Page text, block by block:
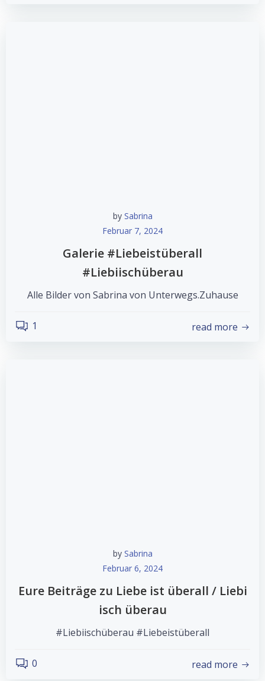
by Sabrina
Februar 7, 2024
Galerie #Liebeistüberall
#Liebiischüberau
Alle Bilder von Sabrina von Unterwegs.Zuhause
1 read more
by Sabrina
Februar 6, 2024
Eure Beiträge zu Liebe ist überall / Liebi
isch überau
#Liebiischüberau #Liebeistüberall
0 read more